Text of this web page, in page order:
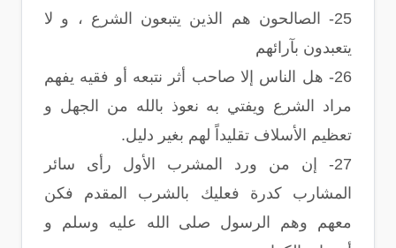
25- الصالحون هم الذين يتبعون الشرع ، و لا
يتعبدون بآرائهم
26- هل الناس إلا صاحب أثر نتبعه أو فقيه يفهم
مراد الشرع ويفتي به نعوذ بالله من الجهل و
تعظيم الأسلاف تقليداً لهم بغير دليل.
27- إن من ورد المشرب الأول رأى سائر
المشارب كدرة فعليك بالشرب المقدم فكن
معهم وهم الرسول صلى الله عليه وسلم و